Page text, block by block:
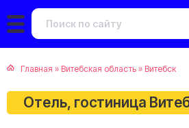
Главная » Витебская область » Витебск
Отель, гостиница